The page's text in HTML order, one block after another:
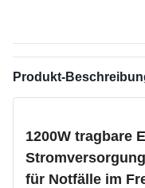
Produkt-
1200W tragbare
für Notfälle im